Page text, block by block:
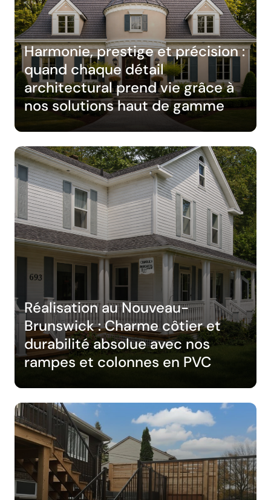
Harmonie, prestige et précision :
quand chaque détail
architectural prend vie grâce à
nos solutions haut de gamme
Réalisation au Nouveau-
Brunswick : Charme côtier et
durabilité absolue avec nos
rampes et colonnes en PVC